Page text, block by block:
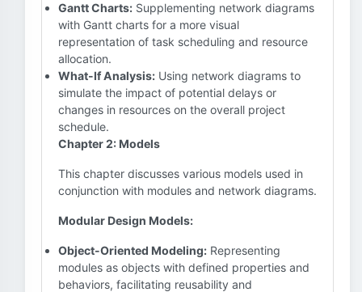
Gantt Charts: Supplementing network diagrams
with Gantt charts for a more visual
representation of task scheduling and resource
allocation.
What-If Analysis: Using network diagrams to
simulate the impact of potential delays or
changes in resources on the overall project
schedule.
Chapter 2: Models
This chapter discusses various models used in
conjunction with modules and network diagrams.
Modular Design Models:
Object-Oriented Modeling: Representing
modules as objects with defined properties and
behaviors, facilitating reusability and